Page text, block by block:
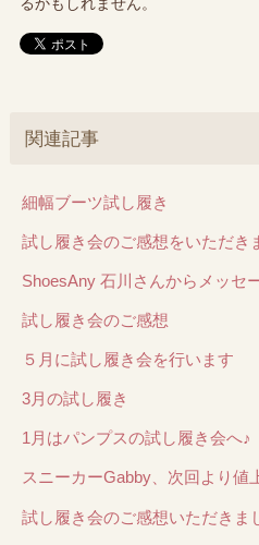
関連記事
細幅ブーツ試し履き
試し履き会のご感想をいただき
ShoesAny 石川さんからメッセ
試し履き会のご感想
５月に試し履き会を行います
3月の試し履き
1月はパンプスの試し履き会へ♪
スニーカーGabby、次回より値
試し履き会のご感想いただきま